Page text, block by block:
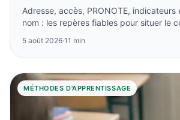
Adresse, accès, PRONOTE, indicateurs
nom : les repères fiables pour situer le
5 août 2026·11 min
MÉTHODES D'APPRENTISSAGE